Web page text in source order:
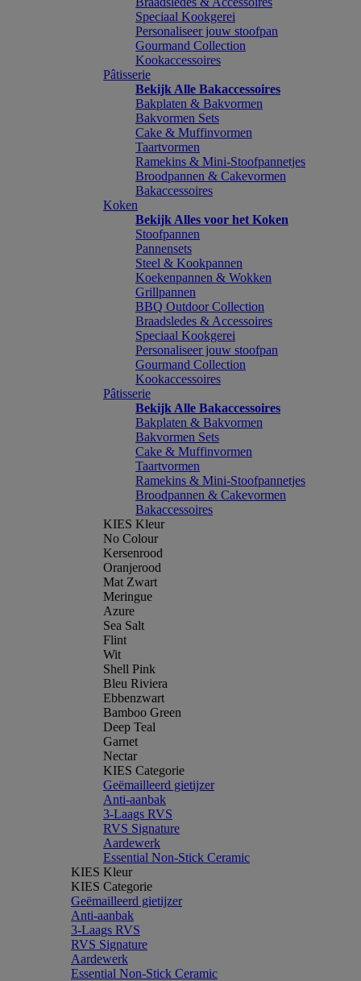
Speciaal Kookgerei
Personaliseer jouw stoofpan
Gourmand Collection
Kookaccessoires
Pâtisserie
Bekijk Alle Bakaccessoires
Bakplaten & Bakvormen
Bakvormen Sets
Cake & Muffinvormen
Taartvormen
Ramekins & Mini-Stoofpannetjes
Broodpannen & Cakevormen
Bakaccessoires
Koken
Bekijk Alles voor het Koken
Stoofpannen
Pannensets
Steel & Kookpannen
Koekenpannen & Wokken
Grillpannen
BBQ Outdoor Collection
Braadsledes & Accessoires
Speciaal Kookgerei
Personaliseer jouw stoofpan
Gourmand Collection
Kookaccessoires
Pâtisserie
Bekijk Alle Bakaccessoires
Bakplaten & Bakvormen
Bakvormen Sets
Cake & Muffinvormen
Taartvormen
Ramekins & Mini-Stoofpannetjes
Broodpannen & Cakevormen
Bakaccessoires
KIES Kleur
No Colour
Kersenrood
Oranjerood
Mat Zwart
Meringue
Azure
Sea Salt
Flint
Wit
Shell Pink
Bleu Riviera
Ebbenzwart
Bamboo Green
Deep Teal
Garnet
Nectar
KIES Categorie
Geëmailleerd gietijzer
Anti-aanbak
3-Laags RVS
RVS Signature
Aardewerk
Essential Non-Stick Ceramic
KIES Kleur
KIES Categorie
Geëmailleerd gietijzer
Anti-aanbak
3-Laags RVS
RVS Signature
Aardewerk
Essential Non-Stick Ceramic